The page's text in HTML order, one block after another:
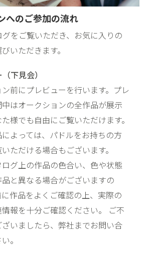
へのご参加の流れ
をご覧いただき、お気に入りの
いただきます。
下見会）
前にプレビューを行います。プレ
中はオークションの全作品が展示
様でも自由にご覧いただけます。
よっては、パドルをお持ちの方
ただける場合もございます。
ログ上の作品の色合い、色や状態
と異なる場合がございますの
作品をよくご確認の上、実際の
報を十分ご確認ください。 ご不
いましたら、弊社までお問い合
。